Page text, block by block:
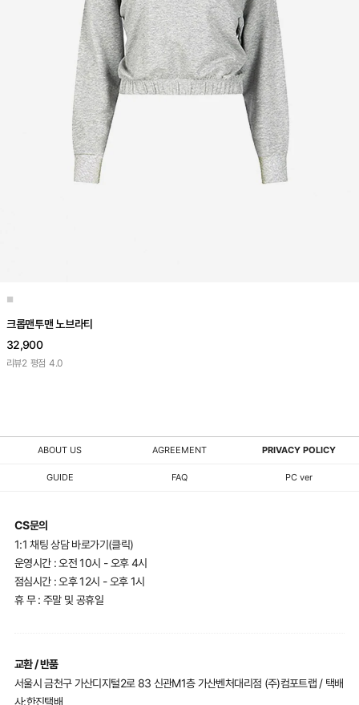
■
크롭맨투맨 노브라티
32,900
리뷰2 평점 4.0
ABOUT US AGREEMENT PRIVACY POLICY
GUIDE FAQ PC ver
CS문의
1:1 채팅 상담 바로가기(클릭)
운영시간 : 오전 10시 - 오후 4시
점심시간 : 오후 12시 - 오후 1시
휴 무 : 주말 및 공휴일
교환 / 반품
서울시 금천구 가산디지털2로 83 신관M1층 가산벤처대리점 (주)컴포트랩 / 택배
사:한진택배